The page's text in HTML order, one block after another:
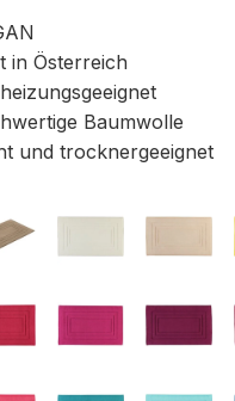
in Österreich
Baumwolle
und trocknergeeignet